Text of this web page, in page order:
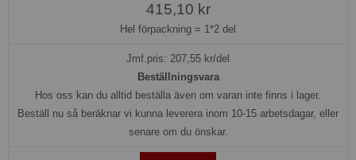
415,10 kr
Hel förpackning = 1*2 del
Jmf.pris: 207,55 kr/del
Beställningsvara
Hos oss kan du alltid beställa även om varan inte finns i lager.
Beställ nu så beräknar vi kunna leverera inom 10-15 arbetsdagar, eller
senare om du önskar.